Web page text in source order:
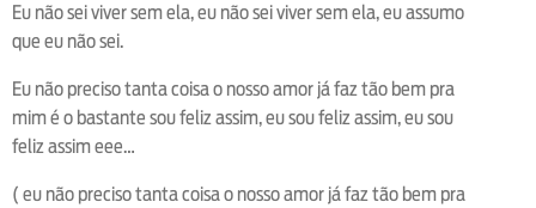
Eu não sei viver sem ela, eu não sei viver sem ela, eu assumo
que eu não sei.
Eu não preciso tanta coisa o nosso amor já faz tão bem pra
mim é o bastante sou feliz assim, eu sou feliz assim, eu sou
feliz assim eee…
( eu não preciso tanta coisa o nosso amor já faz tão bem pra